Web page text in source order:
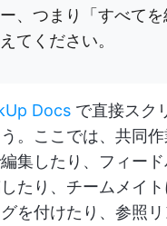
、つまり「すべて
てください。
Docs で直接スク
。ここでは、共同
集したり、フィー
たり、チームメイ
を付けたり、参照